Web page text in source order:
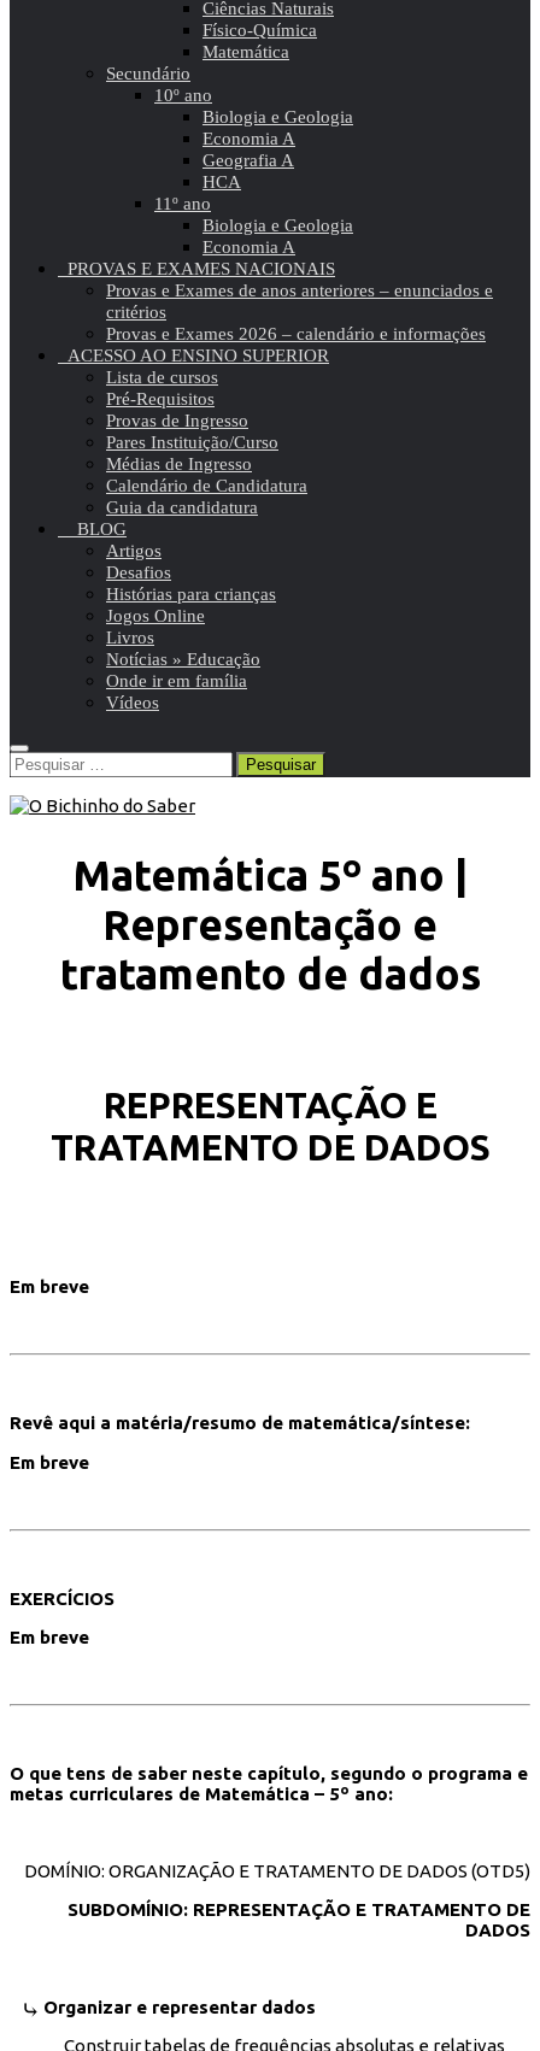
Ciências Naturais
Físico-Química
Matemática
Secundário
10º ano
Biologia e Geologia
Economia A
Geografia A
HCA
11º ano
Biologia e Geologia
Economia A
PROVAS E EXAMES NACIONAIS
Provas e Exames de anos anteriores – enunciados e
critérios
Provas e Exames 2026 – calendário e informações
ACESSO AO ENSINO SUPERIOR
Lista de cursos
Pré-Requisitos
Provas de Ingresso
Pares Instituição/Curso
Médias de Ingresso
Calendário de Candidatura
Guia da candidatura
BLOG
Artigos
Desafios
Histórias para crianças
Jogos Online
Livros
Notícias » Educação
Onde ir em família
Vídeos
Pesquisar
por:
Matemática 5º ano |
Representação e
tratamento de dados
REPRESENTAÇÃO E
TRATAMENTO DE DADOS
Em breve
Revê aqui a matéria/resumo de matemática/síntese:
Em breve
EXERCÍCIOS
Em breve
O que tens de saber neste capítulo, segundo o programa e
metas curriculares de Matemática – 5º ano:
DOMÍNIO: ORGANIZAÇÃO E TRATAMENTO DE DADOS (OTD5)
SUBDOMÍNIO: REPRESENTAÇÃO E TRATAMENTO DE
DADOS
Organizar e representar dados
Construir tabelas de frequências absolutas e relativas